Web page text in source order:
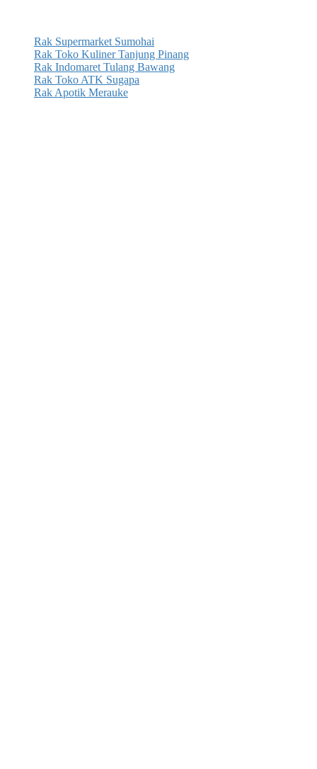
Rak Supermarket Sumohai
Rak Toko Kuliner Tanjung Pinang
Rak Indomaret Tulang Bawang
Rak Toko ATK Sugapa
Rak Apotik Merauke